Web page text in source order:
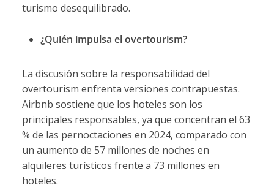
turismo desequilibrado.
¿Quién impulsa el overtourism?
La discusión sobre la responsabilidad del
overtourism enfrenta versiones contrapuestas.
Airbnb sostiene que los hoteles son los
principales responsables, ya que concentran el 63
% de las pernoctaciones en 2024, comparado con
un aumento de 57 millones de noches en
alquileres turísticos frente a 73 millones en
hoteles.